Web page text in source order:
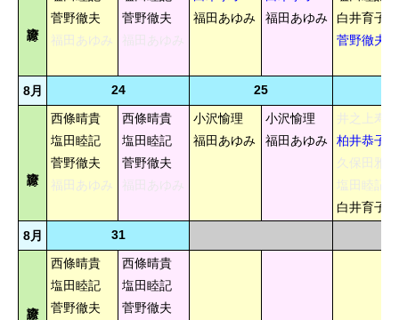
菅野徹夫
福田あゆみ
菅野徹夫
福田あゆみ
福田あゆみ
白井育子
菅野徹夫
8月 24 25
西條晴貴
塩田睦記
菅野徹夫
福田あゆみ
西條晴貴
塩田睦記
菅野徹夫
小沢愉理
福田あゆみ
小沢愉理
福田あゆみ
井之上寿美
柏井恭子
久保田雅也
塩田睦記
白井育子
8月
31
西條晴貴
塩田睦記
菅野徹夫
西條晴貴
塩田睦記
菅野徹夫